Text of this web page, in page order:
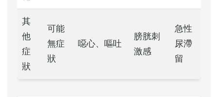
其
他
症
狀
可能
無症
狀
噁心、嘔吐
膀胱刺
激感
急性
尿滯
留